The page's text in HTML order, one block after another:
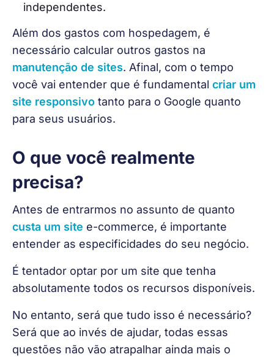
independentes.
Além dos gastos com hospedagem, é
necessário calcular outros gastos na
manutenção de sites. Afinal, com o tempo
você vai entender que é fundamental criar um
site responsivo tanto para o Google quanto
para seus usuários.
O que você realmente
precisa?
Antes de entrarmos no assunto de quanto
custa um site e-commerce, é importante
entender as especificidades do seu negócio.
É tentador optar por um site que tenha
absolutamente todos os recursos disponíveis.
No entanto, será que tudo isso é necessário?
Será que ao invés de ajudar, todas essas
questões não vão atrapalhar ainda mais o